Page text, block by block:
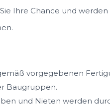
Ihre Chance und
vorgegebenen
Baugruppen.
und Nieten werden